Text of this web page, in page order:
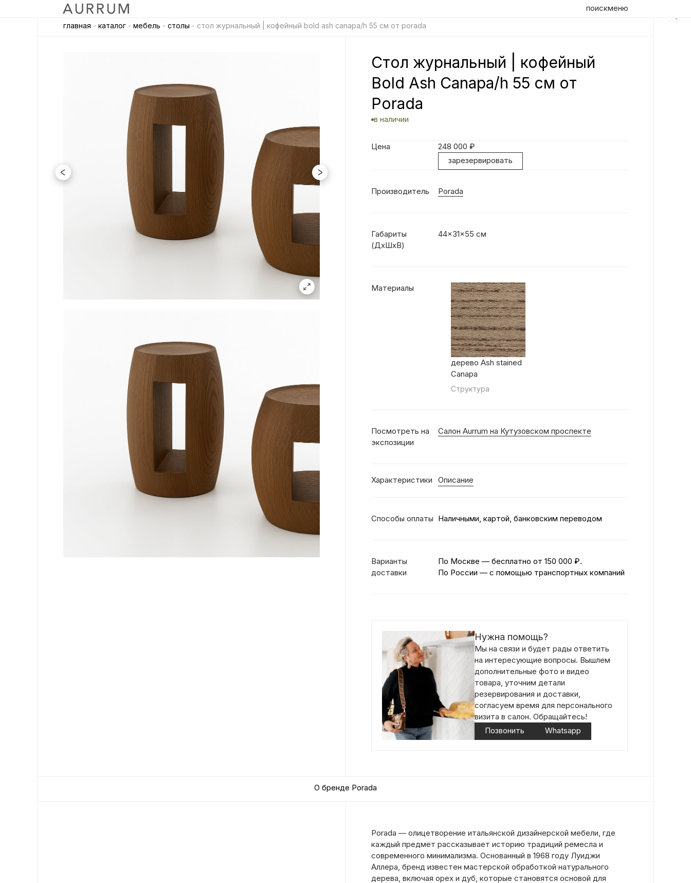
поискменю
главная - каталог - мебель - столы - стол журнальный | кофейный bold ash canapa/h 55 см от porada
Стол журнальный | кофейный
Bold Ash Canapa/h 55 см от
Porada
в наличии
Цена 248 000 ₽
зарезервировать
Производитель Porada
Габариты
(ДхШхВ)
44x31x55 см
Материалы
дерево Ash stained
Canapa
Структура
Посмотреть на
экспозиции
Салон Aurrum на Кутузовском проспекте
Характеристики Описание
Способы оплаты Наличными, картой, банковским переводом
Варианты
доставки
По Москве — бесплатно от 150 000 ₽.
По России — с помощью транспортных компаний
Нужна помощь?
Мы на связи и будет рады ответить
на интересующие вопросы. Вышлем
дополнительные фото и видео
товара, уточним детали
резервирования и доставки,
согласуем время для персонального
визита в салон. Обращайтесь!
Позвонить
Whatsapp
О бренде Porada
Porada — олицетворение итальянской дизайнерской мебели, где
каждый предмет рассказывает историю традиций ремесла и
современного минимализма. Основанный в 1968 году Луиджи
Аллера, бренд известен мастерской обработкой натурального
дерева, включая орех и дуб, которые становятся основой для